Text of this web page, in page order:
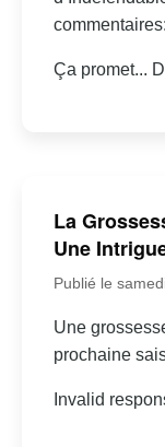
commentaires:
Ça promet...
La
Une
Publié le
Une
prochaine
Invalid